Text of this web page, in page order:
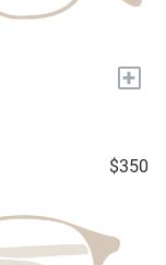
+
$350